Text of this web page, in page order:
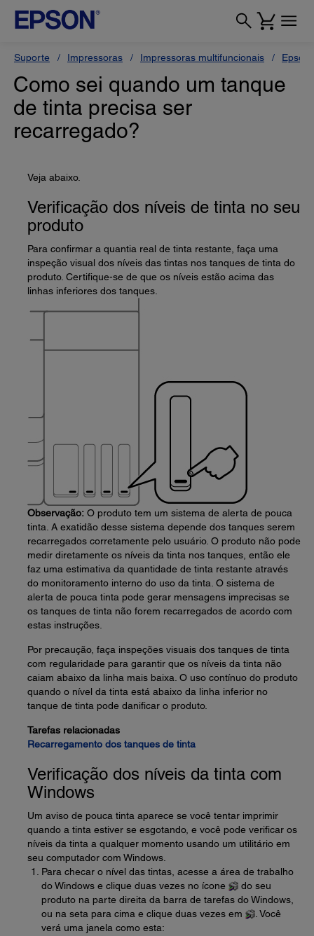
Suporte Impressoras Impressoras multifuncionais Epson
Como sei quando um tanque
de tinta precisa ser
recarregado?
Veja abaixo.
Verificação dos níveis de tinta no seu
produto
Para confirmar a quantia real de tinta restante, faça uma
inspeção visual dos níveis das tintas nos tanques de tinta do
produto. Certifique-se de que os níveis estão acima das
linhas inferiores dos tanques.
Observação: O produto tem um sistema de alerta de pouca
tinta. A exatidão desse sistema depende dos tanques serem
recarregados corretamente pelo usuário. O produto não pode
medir diretamente os níveis da tinta nos tanques, então ele
faz uma estimativa da quantidade de tinta restante através
do monitoramento interno do uso da tinta. O sistema de
alerta de pouca tinta pode gerar mensagens imprecisas se
os tanques de tinta não forem recarregados de acordo com
estas instruções.
Por precaução, faça inspeções visuais dos tanques de tinta
com regularidade para garantir que os níveis da tinta não
caiam abaixo da linha mais baixa. O uso contínuo do produto
quando o nível da tinta está abaixo da linha inferior no
tanque de tinta pode danificar o produto.
Tarefas relacionadas
Recarregamento dos tanques de tinta
Verificação dos níveis da tinta com
Windows
Um aviso de pouca tinta aparece se você tentar imprimir
quando a tinta estiver se esgotando, e você pode verificar os
níveis da tinta a qualquer momento usando um utilitário em
seu computador com Windows.
Para checar o nível das tintas, acesse a área de trabalho
do Windows e clique duas vezes no ícone
do seu
produto na parte direita da barra de tarefas do Windows,
ou na seta para cima e clique duas vezes em
. Você
verá uma janela como esta: